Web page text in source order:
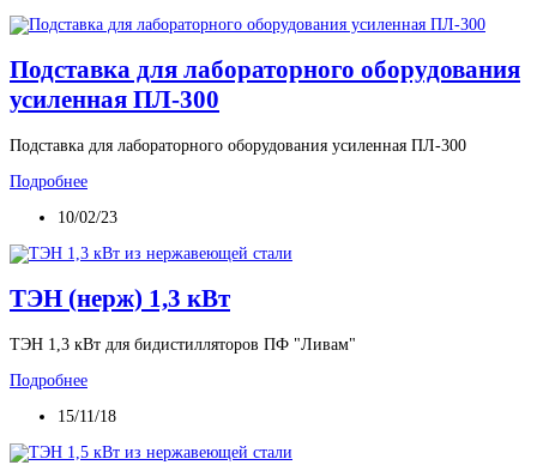
Подставка для лабораторного оборудования
усиленная ПЛ-300
Подставка для лабораторного оборудования усиленная ПЛ-300
Подробнее
10/02/23
ТЭН (нерж) 1,3 кВт
ТЭН 1,3 кВт для бидистилляторов ПФ "Ливам"
Подробнее
15/11/18